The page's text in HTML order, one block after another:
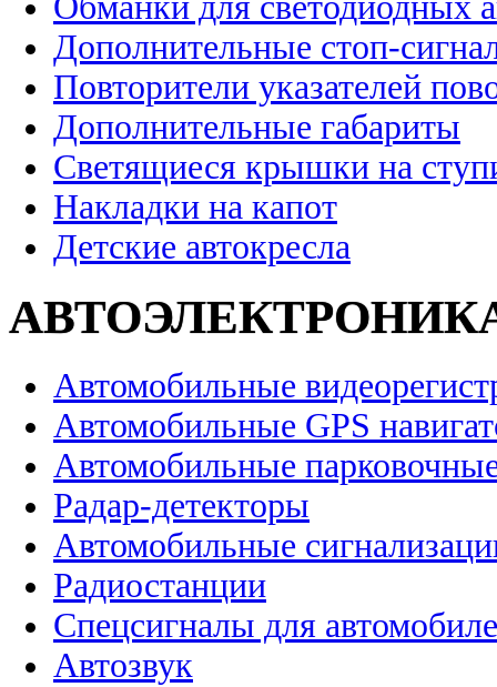
Дополнительные стоп-
Повторители указателей
Дополнительные габариты
Светящиеся крышки на
Накладки на капот
Детские автокресла
Автомобильные
Автомобильные GPS
Автомобильные
Радар-детекторы
Автомобильные
Радиостанции
Спецсигналы для
Автозвук